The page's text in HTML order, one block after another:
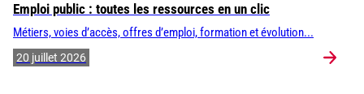
Emploi public : toutes les ressources en un clic
Métiers, voies d’accès, offres d’emploi, formation et évolution...
20 juillet 2026